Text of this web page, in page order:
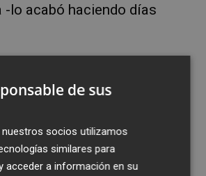
-lo acabó haciendo días
nunca. Basta de mentiras,
Misa en la red social X
el mundo vio lo que
eres tú. Estoy contigo
Irene Paredes.
de sus
socios utilizamos
similares para
acceder a información en su